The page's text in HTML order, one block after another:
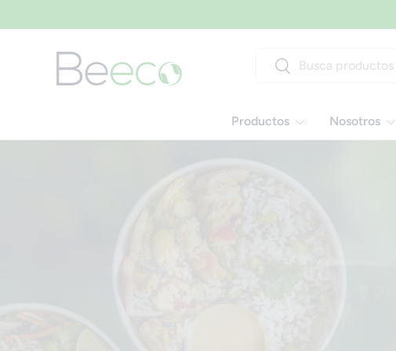
Ir al contenido
Buscar
Buscar
Productos Nosotros